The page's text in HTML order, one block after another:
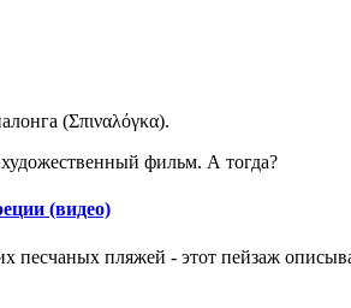
(Σπιναλόγκα).
фильм. А тогда?
(видео)
пляжей - этот пейзаж